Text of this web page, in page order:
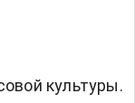
культуры.